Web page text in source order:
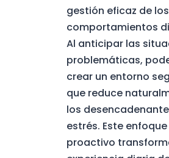
gestión eficaz de los
comportamientos
Al anticipar las
problemáticas,
crear un entorno
que reduce
los
estrés. Este enfoque
proactivo